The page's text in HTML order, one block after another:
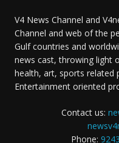
V4 News Channel and
Channel and web of the
Gulf countries and
news cast, throwing light
health, art, sports related
Entertainment oriented
Contact us:
Phone: